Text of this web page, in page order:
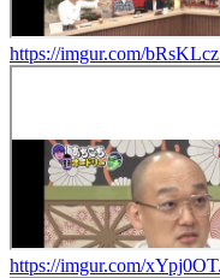
https://imgur.com/
https://imgur.com/